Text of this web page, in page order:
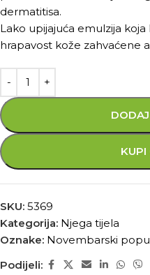
dermatitisa.
Lako upijajuća emulzija
hrapavost kože zahvaćene
KUPI
SKU: 5369
Kategorija: Njega tijela
Oznake: Novembarski
Podijeli: